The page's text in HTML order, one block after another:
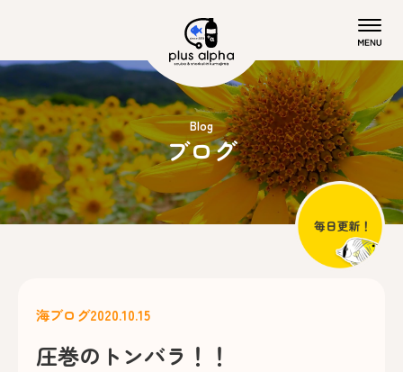
Blog
ブログ
海ブログ2020.10.15
圧巻のトンバラ！！